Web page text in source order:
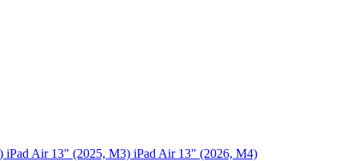
iPad Air 13" (2025, M3) iPad Air 13" (2026, M4)